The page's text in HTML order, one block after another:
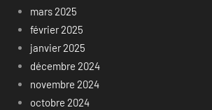
mars 2025
février 2025
janvier 2025
décembre 2024
novembre 2024
octobre 2024